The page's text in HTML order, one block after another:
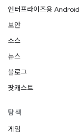
엔터프라이즈용 Android
보안
소스
뉴스
블로그
팟캐스트
탐색
게임